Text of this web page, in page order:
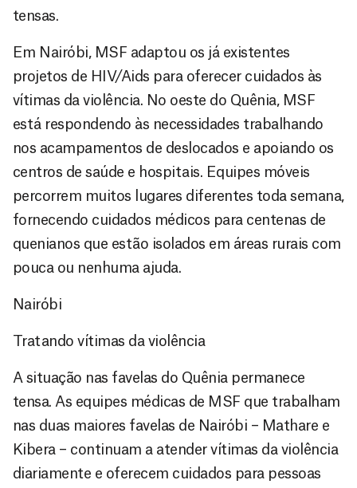
tensas.
Em Nairóbi, MSF adaptou os já existentes
projetos de HIV/Aids para oferecer cuidados às
vítimas da violência. No oeste do Quênia, MSF
está respondendo às necessidades trabalhando
nos acampamentos de deslocados e apoiando os
centros de saúde e hospitais. Equipes móveis
percorrem muitos lugares diferentes toda semana,
fornecendo cuidados médicos para centenas de
quenianos que estão isolados em áreas rurais com
pouca ou nenhuma ajuda.
Nairóbi
Tratando vítimas da violência
A situação nas favelas do Quênia permanece
tensa. As equipes médicas de MSF que trabalham
nas duas maiores favelas de Nairóbi – Mathare e
Kibera – continuam a atender vítimas da violência
diariamente e oferecem cuidados para pessoas